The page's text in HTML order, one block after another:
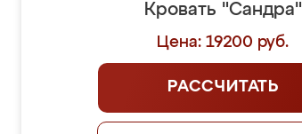
Кровать "Сандра"
Цена: 19200 руб.
РАССЧИТАТЬ